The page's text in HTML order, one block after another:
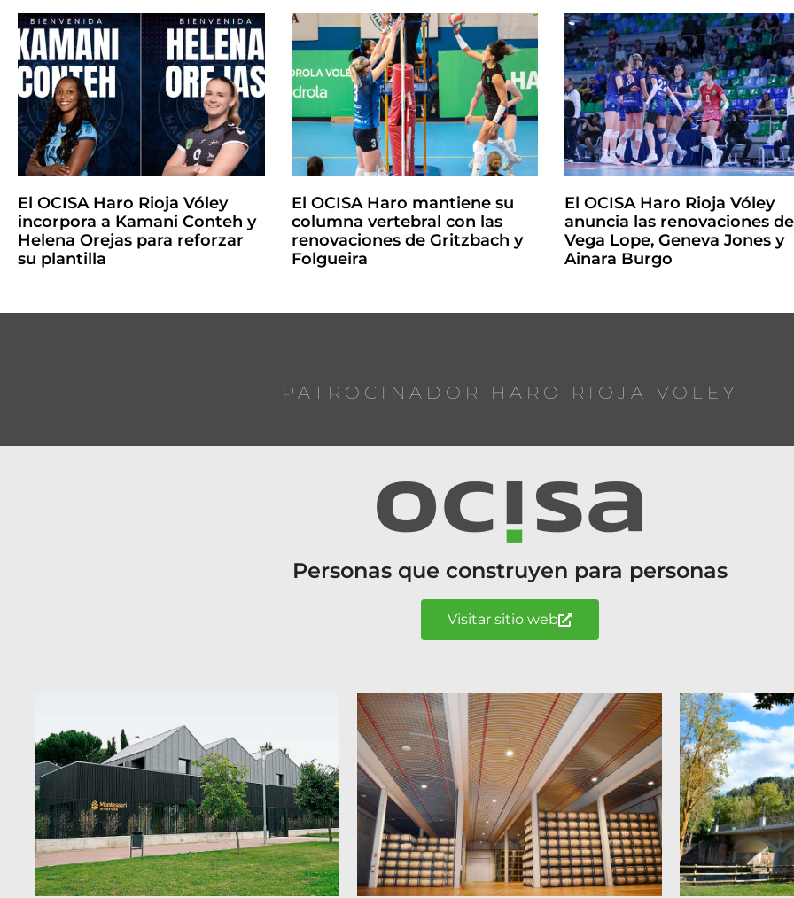
El OCISA Haro Rioja Vóley
incorpora a Kamani Conteh y
Helena Orejas para reforzar
su plantilla
El OCISA Haro mantiene su
columna vertebral con las
renovaciones de Gritzbach y
Folgueira
El OCISA Haro Rioja Vóley
anuncia las renovaciones de
Vega Lope, Geneva Jones y
Ainara Burgo
PATROCINADOR HARO RIOJA VOLEY
Personas que construyen para personas
Visitar sitio web